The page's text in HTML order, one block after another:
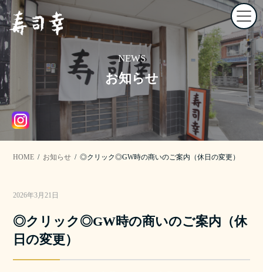
コ
ン
テ
ツ
へ
ス
キ
ッ
プ
ナ
ビ
ゲ
シ
ョ
ン
に
移
動
お知らせ
NEWS
HOME お知らせ ◎クリック◎GW時の商いのご案内（休日の変更）
◎クリック◎GW時の商いのご案内（休
日の変更）
2026年3月21日